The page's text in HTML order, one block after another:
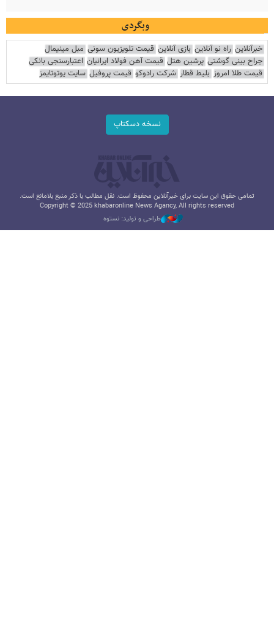
وبگردی
خبرآنلاین راه نو آنلاین بازی آنلاین قیمت تلویزیون سونی مبل مینیمال
جراح بینی گوشتی پرشین هتل قیمت آهن فولاد ایرانیان اعتبارسنجی بانکی
قیمت طلا امروز بلیط قطار شرکت رادوکو قیمت پروفیل سایت یوتوتایمز
نسخه دسکتاپ
تمامی حقوق این سایت برای خبرآنلاین محفوظ است. نقل مطالب با ذکر منبع بلامانع است.
Copyright © 2025 khabaronline News Agancy, All rights reserved
طراحی و تولید: نستوه